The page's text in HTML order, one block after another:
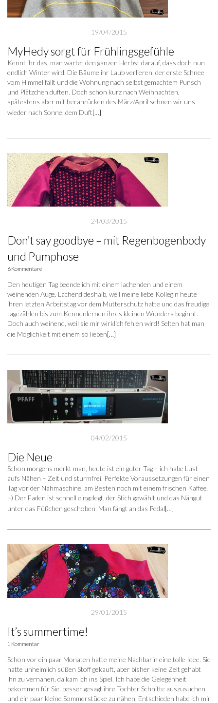
19/04/2015
MyHedy sorgt für Frühlingsgefühle
Kennt ihr das, man wartet den ganzen Herbst darauf, dass doch nun
endlich Winter wird. Die Bäume ihr Laub verlieren, der erste Schnee
vom Himmel fällt und die Wohnung nach selbst gemachtem Punsch
und Plätzchen duften. Doch schon kurz nach Weihnachten,
spätestens aber mit heranrücken des März/April sehnen wir uns
wieder nach Sonne, dem Duft[…]
24/03/2015
Don’t say goodbye – mit Regenbogenbody
und Pumphose
6 Kommentare
Den heutigen Tag beende ich mit einem lachenden und einem
weinenden Auge. Lachend deshalb, weil meine liebe Kollegin heute
ihren letzten Arbeitstag vor dem Mutterschutz hatte und das freudige
tagezählen bis zum Kennenlernen ihres kleinen Wunders beginnt.
Doch auch weinend, weil sie mir wirklich fehlen wird! Selten hat man
die Möglichkeit mit einem so lieben[…]
04/02/2015
Die Neue
Schon morgens merkt man, heute ist ein guter Tag – ich habe Lust
aufs Nähen – Zeit und sturmfrei. Perfekte Voraussetzungen für einen
Tag vor der Nähmaschine, am Besten noch mit einem frischen Kaffee!
:-) Der Faden ist schnell eingelegt, der Stich gewählt und das Nähgut
unter das Füßchen geschoben. Man fängt an das Pedal[…]
29/01/2015
It’s summertime!
1 Kommentar
Schon vor ein paar Monaten hatte meine Nachbarin eine tolle Idee. Sie
hatte unheimlich süßen Stoff gekauft, aber bisher keine Zeit gehabt
ihn zu vernähen, da kam ich ins Spiel. Ich habe die Gelegenheit
bekommen für Sie, besser gesagt ihre Tochter Schnitte auszusuchen
und ein paar kleine Sommerstücke zu nähen. Entschieden habe ich mir